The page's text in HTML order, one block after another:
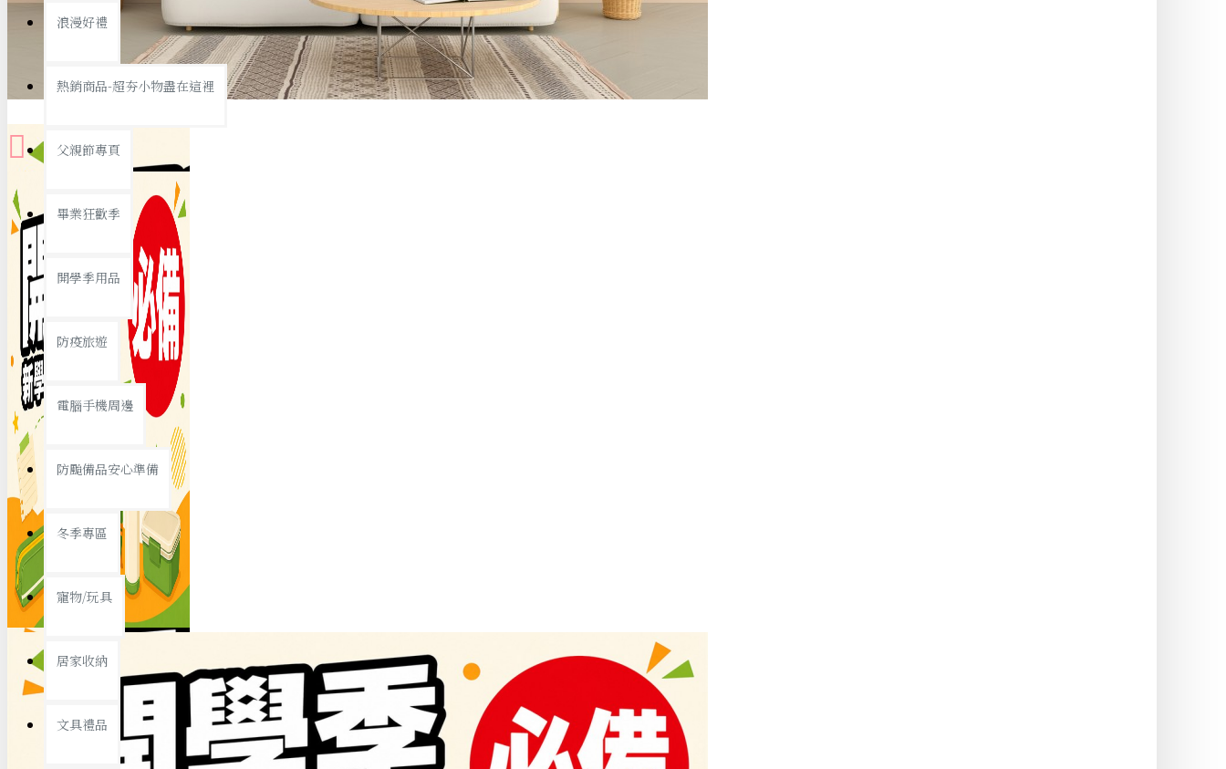
置物架/收納櫃
銅板精選
19元專區
39元專區
節慶熱賣
春節/新年
浪漫好禮
熱銷商品-超夯小物盡在這裡
父親節專頁
畢業狂歡季
開學季用品
防疫旅遊
電腦手機周邊
防颱備品安心準備
冬季專區
寵物/玩具
居家收納
文具禮品